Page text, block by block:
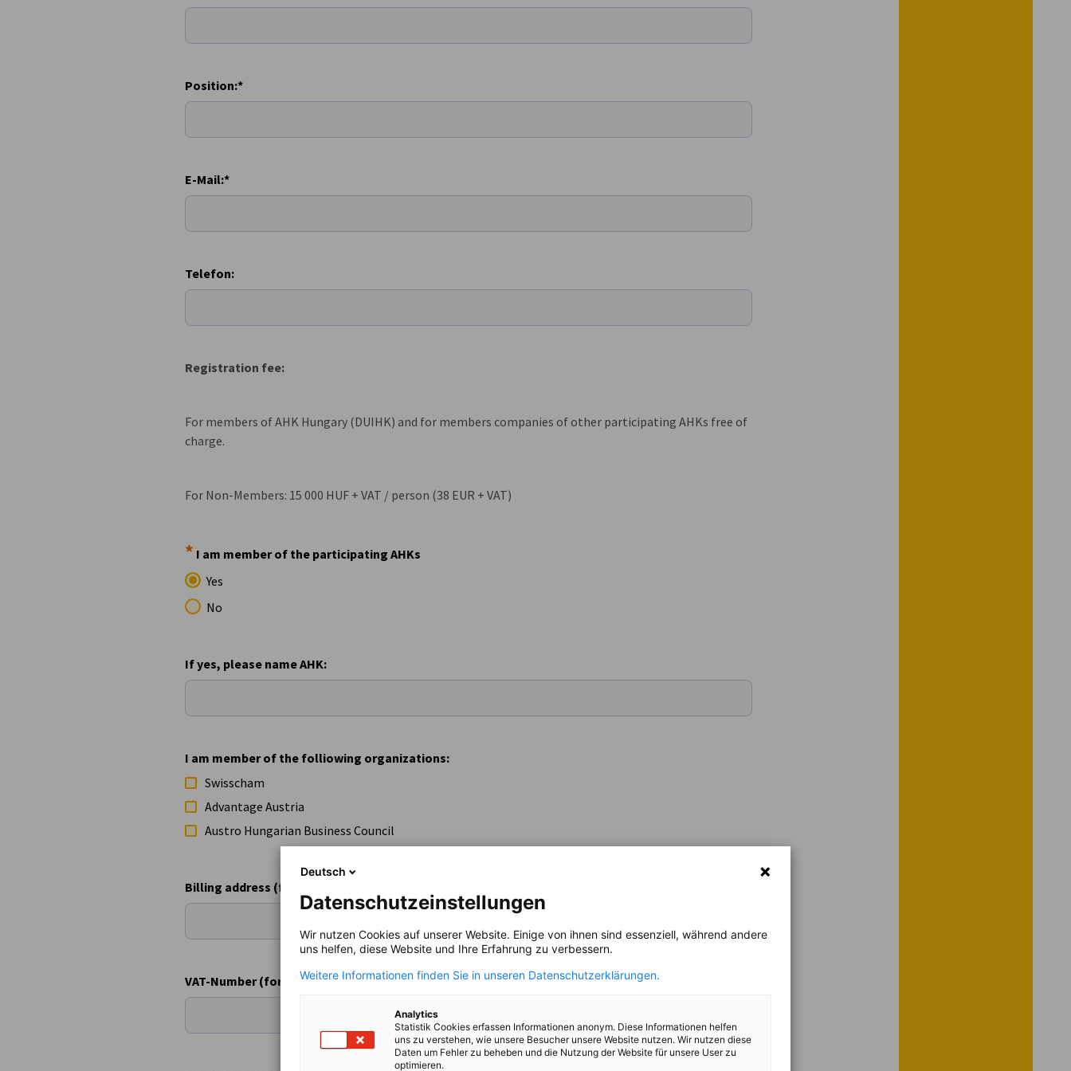
Position:*
E-Mail:*
Telefon:
Registration fee:
For members of AHK Hungary (DUIHK) and for members companies of other participating AHKs free of
charge.
For Non-Members: 15 000 HUF + VAT / person (38 EUR + VAT)
* I am member of the participating AHKs
Yes
No
If yes, please name AHK:
I am member of the folliowing organizations:
Swisscham
Advantage Austria
Austro Hungarian Business Council
Billing address (for non-members)*:
VAT-Number (for non-members)*:
Deutsch
Datenschutzeinstellungen
Wir nutzen Cookies auf unserer Website. Einige von ihnen sind essenziell, während andere
uns helfen, diese Website und Ihre Erfahrung zu verbessern.
Weitere Informationen finden Sie in unseren Datenschutzerklärungen.
Analytics
Statistik Cookies erfassen Informationen anonym. Diese Informationen helfen
uns zu verstehen, wie unsere Besucher unsere Website nutzen. Wir nutzen diese
Daten um Fehler zu beheben und die Nutzung der Website für unsere User zu
optimieren.